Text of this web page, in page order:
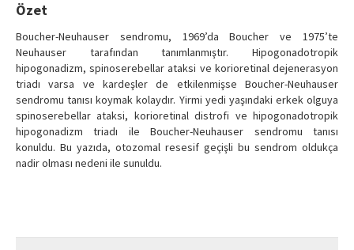
Özet
Boucher-Neuhauser sendromu, 1969’da Boucher ve 1975’te
Neuhauser tarafından tanımlanmıştır. Hipogonadotropik
hipogonadizm, spinoserebellar ataksi ve korioretinal dejenerasyon
triadı varsa ve kardeşler de etkilenmişse Boucher-Neuhauser
sendromu tanısı koymak kolaydır. Yirmi yedi yaşındaki erkek olguya
spinoserebellar ataksi, korioretinal distrofi ve hipogonadotropik
hipogonadizm triadı ile Boucher-Neuhauser sendromu tanısı
konuldu. Bu yazıda, otozomal resesif geçişli bu sendrom oldukça
nadir olması nedeni ile sunuldu.